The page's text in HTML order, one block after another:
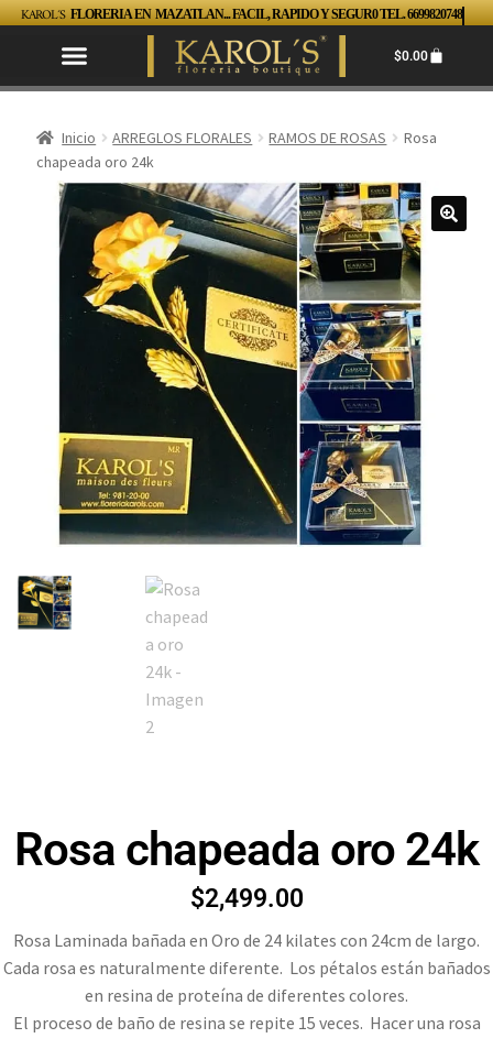
KAROL´S FLORERIA EN MAZATLAN... FACIL, RAPIDO Y SEGUR0 TEL. 6699820748
$0.00
Inicio ARREGLOS FLORALES RAMOS DE ROSAS
Rosa
chapeada oro 24k
Rosa chapeada oro 24k
$2,499.00
Rosa Laminada bañada en Oro de 24 kilates con 24cm de largo.
Cada rosa es naturalmente diferente. Los pétalos están bañados
en resina de proteína de diferentes colores.
El proceso de baño de resina se repite 15 veces. Hacer una rosa